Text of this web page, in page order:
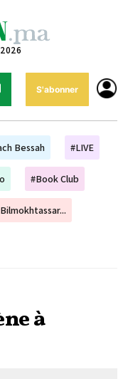
S'abonner
Bessah #LIVE
#Book Club
à